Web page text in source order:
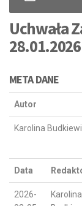
Uchwała
META DANE
Autor
Karolina
Data
2026-
Karolina